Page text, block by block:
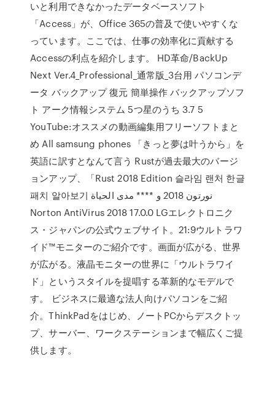
いと利用できなかったデータベースソフト
「Access」が、Office 365の普及で使いやすくな
っています。ここでは、仕事の効率化に貢献する
Accessの利点を紹介します。 HD革命/BackUp
Next Ver.4_Professional_通常版_3台用 パソコンデ
ータ バックアップ 復元 簡単操作 バックアップソフ
ト アーク情報システム 5つ星のうち 3.7 5
YouTube:オススメの動画編集用フリーソフトまと
め All samsung phones 「きっと夢は叶うから」を
英語に訳すとなんて言う Rustが過去最大のバージ
ョンアップ、「Rust 2018 Edition 슬라임 랜처 한글
패치 알아보기 نورتون 2018 و **** مدى الحياة
Norton AntiVirus 2018 17.0.0 LGエレクトロニク
ス・ジャパンの公式ウェブサイト。21:9ウルトラワ
イド™モニターのご紹介です。画面が広がる、世界
が広がる。液晶モニターの世界に「ウルトラワイ
ド」というスタイルを提唱する革新的なモデルで
す。 ビジネスに最適な法人向けパソコンをご紹
介。ThinkPadをはじめ、ノートPCからデスクトッ
プ、サーバー、ワークステーションまで幅広くご提
供します。